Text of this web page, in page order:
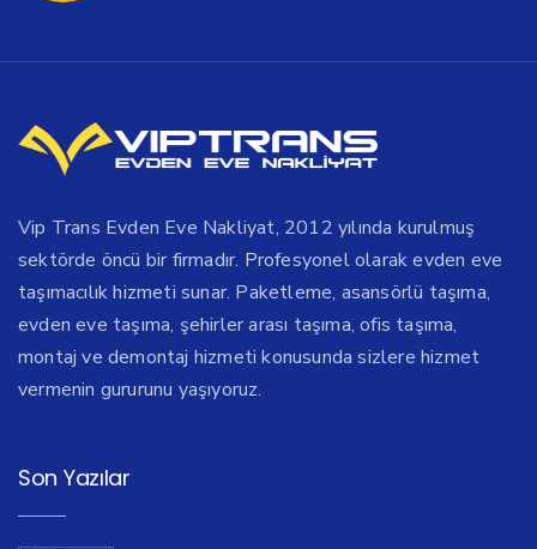
Vip Trans Evden Eve Nakliyat, 2012 yılında kurulmuş
sektörde öncü bir firmadır. Profesyonel olarak evden eve
taşımacılık hizmeti sunar. Paketleme, asansörlü taşıma,
evden eve taşıma, şehirler arası taşıma, ofis taşıma,
montaj ve demontaj hizmeti konusunda sizlere hizmet
vermenin gururunu yaşıyoruz.
Son Yazılar